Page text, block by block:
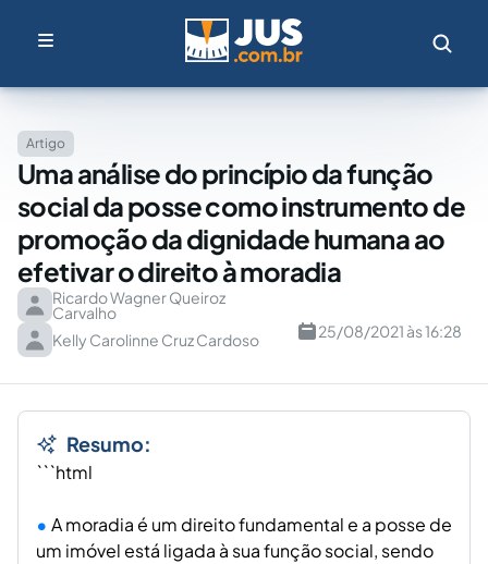
Artigo
Uma análise do princípio da função
social da posse como instrumento de
promoção da dignidade humana ao
efetivar o direito à moradia
Ricardo Wagner Queiroz
Carvalho
Kelly Carolinne Cruz Cardoso
25/08/2021 às 16:28
Resumo:
```html
A moradia é um direito fundamental e a posse de
um imóvel está ligada à sua função social, sendo